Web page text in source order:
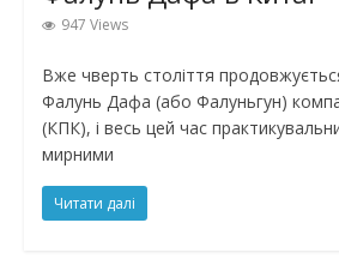
947 Views
Вже чверть століття
Фалунь Дафа (або Фалуньгун)
(КПК), і весь цей час
мирними
Читати далі